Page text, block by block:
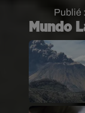
Publié
Mundo